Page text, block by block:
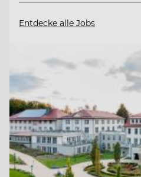
Entdecke alle Jobs